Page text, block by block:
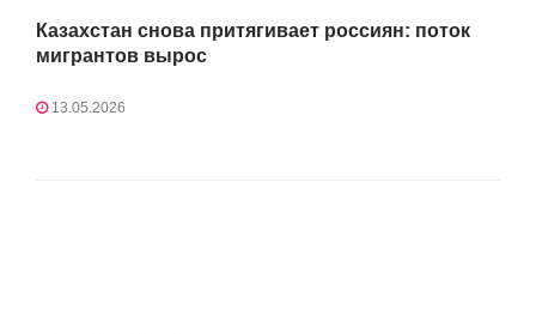
Казахстан снова притягивает россиян: поток
мигрантов вырос
13.05.2026